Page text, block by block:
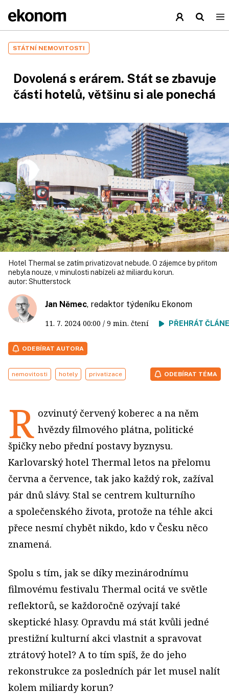
STÁTNÍ NEMOVITOSTI
Dovolená s erárem. Stát se zbavuje
části hotelů, většinu si ale ponechá
Hotel Thermal se zatím privatizovat nebude. O zájemce by přitom
nebyla nouze, v minulosti nabízeli až miliardu korun.
autor: Shutterstock
Jan Němec, redaktor týdeníku Ekonom
11. 7. 2024 00:00 / 9 min. čtení PŘEHRÁT
ODEBÍRAT AUTORA
nemovitosti hotely privatizace ODEBÍRAT TÉMA
R ozvinutý červený koberec a na něm
hvězdy filmového plátna, politické
špičky nebo přední postavy byznysu.
Karlovarský hotel Thermal letos na přelomu
června a července, tak jako každý rok, zažíval
pár dnů slávy. Stal se centrem kulturního
a společenského života, protože na téhle akci
přece nesmí chybět nikdo, kdo v Česku něco
znamená.
Spolu s tím, jak se díky mezinárodnímu
filmovému festivalu Thermal ocitá ve světle
reflektorů, se každoročně ozývají také
skeptické hlasy. Opravdu má stát kvůli jedné
prestižní kulturní akci vlastnit a spravovat
ztrátový hotel? A to tím spíš, že do jeho
rekonstrukce za posledních pár let musel nalít
kolem miliardy korun?